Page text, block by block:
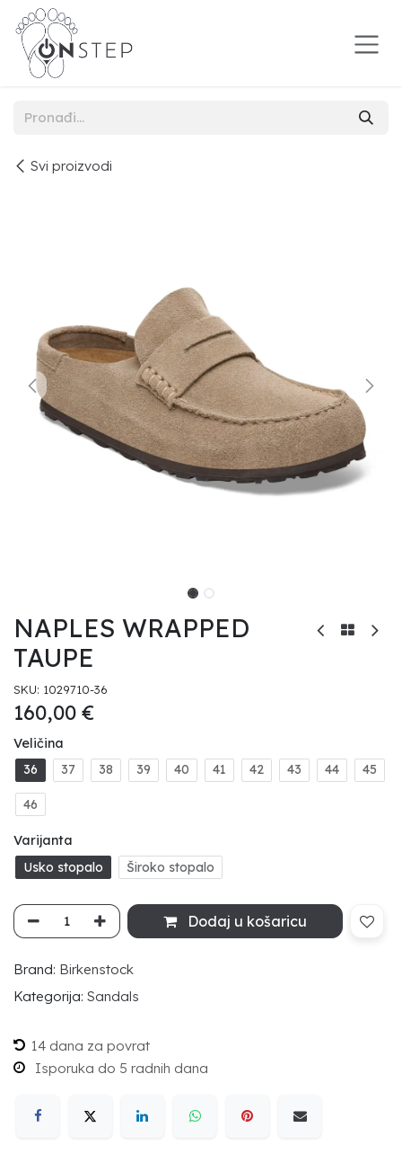
Preskoči na sadržaj
Svi proizvodi
NAPLES WRAPPED
TAUPE
SKU: 1029710-36
160,00 €
Veličina
36
37 38 39 40 41 42 43 44 45
46
Varijanta
Usko stopalo
Široko stopalo
Dodaj u košaricu
Brand: Birkenstock
Kategorija: Sandals
14 dana za povrat
Isporuka do 5 radnih dana